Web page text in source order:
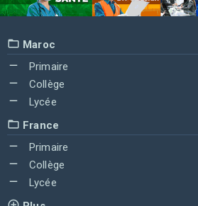
Maroc
Primaire
Collège
Lycée
France
Primaire
Collège
Lycée